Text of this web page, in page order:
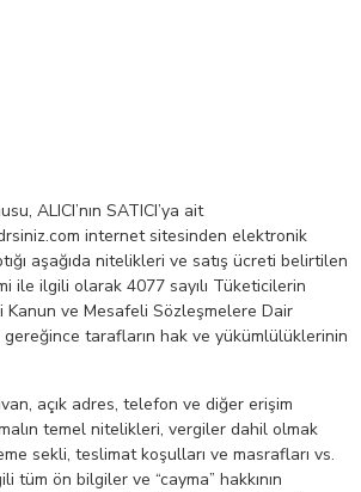
ALICI’nın SATICI’ya ait
internet sitesinden elektronik
aşağıda nitelikleri ve satış ücreti belirtilen
ile ilgili olarak 4077 sayılı Tüketicilerin
Kanun ve Mesafeli Sözleşmelere Dair
tarafların hak ve yükümlülüklerinin
açık adres, telefon ve diğer erişim
temel nitelikleri, vergiler dahil olmak
sekli, teslimat koşulları ve masrafları vs.
tüm ön bilgiler ve “cayma” hakkının